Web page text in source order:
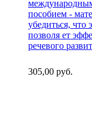
пособием -
убедиться, что
позволя ет
речевого
305,00 руб.